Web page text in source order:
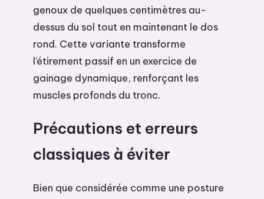
genoux de quelques centimètres au-
dessus du sol tout en maintenant le dos
rond. Cette variante transforme
l’étirement passif en un exercice de
gainage dynamique, renforçant les
muscles profonds du tronc.
Précautions et erreurs
classiques à éviter
Bien que considérée comme une posture